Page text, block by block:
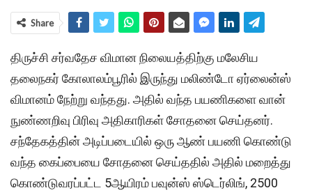
Share
திருச்சி சர்வதேச விமான நிலையத்திற்கு மலேசிய
தலைநகர் கோலாலம்பூரில் இருந்து மலிண்டோ ஏர்லைன்ஸ்
விமானம் நேற்று வந்தது. அதில் வந்த பயணிகளை வான்
நுண்ணறிவு பிரிவு அதிகாரிகள் சோதனை செய்தனர்.
சந்தேகத்தின் அடிப்படையில் ஒரு ஆண் பயணி கொண்டு
வந்த கைப்பையை சோதனை செய்ததில் அதில் மறைத்து
கொண்டுவரப்பட்ட 5ஆயிரம் பவுன்ஸ் ஸ்டெர்லிங், 2500